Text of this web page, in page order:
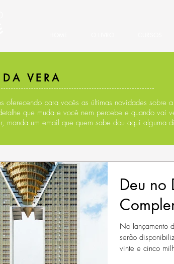
oferecendo para vocês as últimas novidades sobre
que muda e você nem percebe e quando vai
manda um email que quem sabe dou aqui alguma
VERA
Deu no
No lançamento
serão
vinte e cinco